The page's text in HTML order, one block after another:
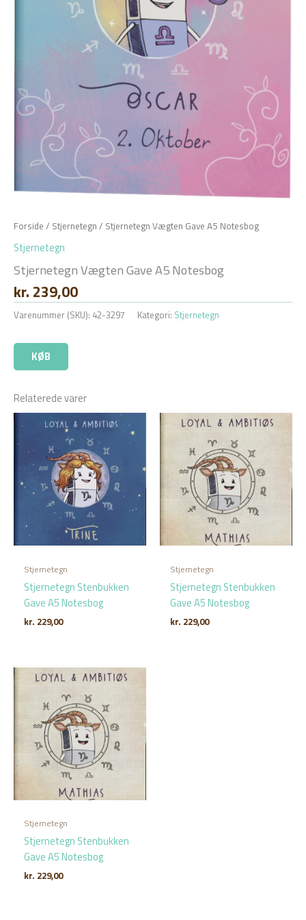
Forside / Stjernetegn / Stjernetegn Vægten Gave A5 Notesbog
Stjernetegn
Stjernetegn Vægten Gave A5 Notesbog
kr. 239,00
Varenummer (SKU): 42-3297 Kategori: Stjernetegn
KØB
Relaterede varer
Stjernetegn
Stjernetegn Stenbukken
Gave A5 Notesbog
kr. 229,00
Stjernetegn
Stjernetegn Stenbukken
Gave A5 Notesbog
kr. 229,00
Stjernetegn
Stjernetegn Stenbukken
Gave A5 Notesbog
kr. 229,00